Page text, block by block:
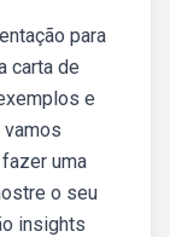
para
carta de
e
uma
o seu
insights